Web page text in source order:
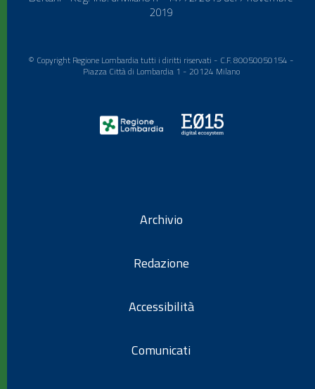
2019
© Copyright Regione Lombardia tutti i diritti riservati - C.F. 80050050154 -
Piazza Città di Lombardia 1 - 20124 Milano
Archivio
Redazione
Accessibilità
Comunicati